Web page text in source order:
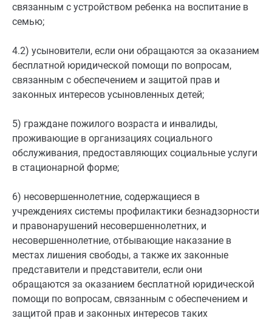
связанным с устройством ребенка на воспитание в
семью;
4.2) усыновители, если они обращаются за оказанием
бесплатной юридической помощи по вопросам,
связанным с обеспечением и защитой прав и
законных интересов усыновленных детей;
5) граждане пожилого возраста и инвалиды,
проживающие в организациях социального
обслуживания, предоставляющих социальные услуги
в стационарной форме;
6) несовершеннолетние, содержащиеся в
учреждениях системы профилактики безнадзорности
и правонарушений несовершеннолетних, и
несовершеннолетние, отбывающие наказание в
местах лишения свободы, а также их законные
представители и представители, если они
обращаются за оказанием бесплатной юридической
помощи по вопросам, связанным с обеспечением и
защитой прав и законных интересов таких